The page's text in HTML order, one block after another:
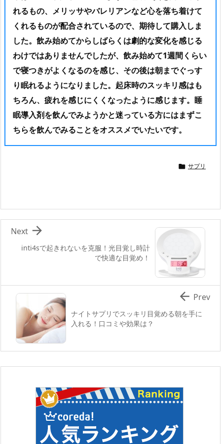
れるもの、メリッサやバレリアンなど心を落ち着けて
くれるものが配合されているので、期待して購入しま
した。飲み始めてからしばらくは劇的な変化を感じる
わけではありませんでしたが、 飲み始めて1週間くらい
で寝つきがよくなるのを感じ、その後は朝までぐっす
り眠れるようになりました。起床時のスッキリ感はも
ちろん、疲れを感じにくくなったように感じます。睡
眠導入剤を飲んでみようかと迷っている方にはまずこ
ちらを飲んでみることをオススメでいたいです。
 サプリ
inti4sで起きれないを克服！光目覚し時計
で快適な目覚め！

Next
ナイトサプリでスッキリ目覚める朝を手に
入れる！口コミや効果は？
 Prev